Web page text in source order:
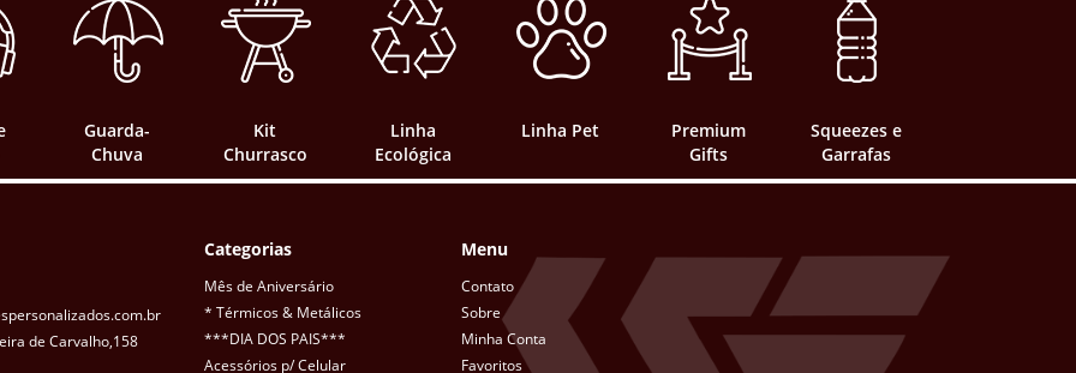
Guarda-
Chuva
Kit
Churrasco
Linha
Ecológica
Linha Pet
Premium
Gifts
Squeezes e
Garrafas
de Carvalho,158
Categorias
Mês de Aniversário
* Térmicos & Metálicos
***DIA DOS PAIS***
Acessórios p/ Celular
Menu
Contato
Sobre
Minha Conta
Favoritos